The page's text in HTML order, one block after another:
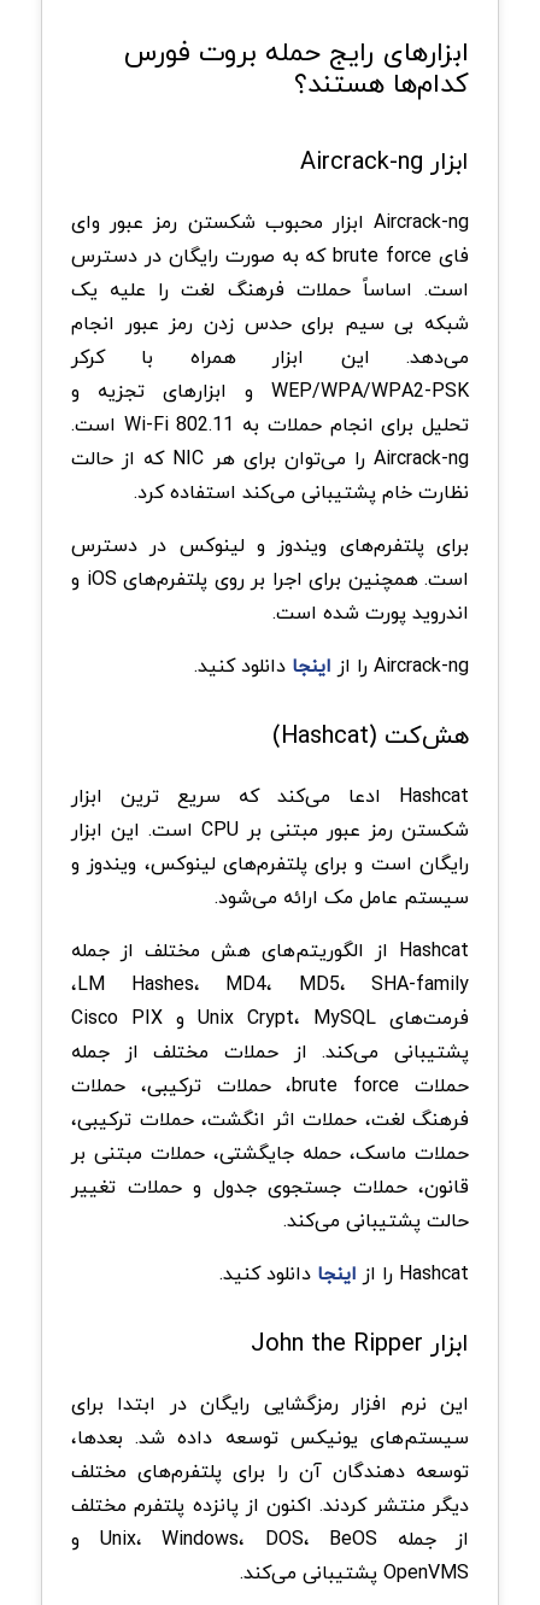
ابزارهای رایج حمله بروت فورس
کدام‌ها هستند؟
ابزار Aircrack-ng
Aircrack-ng ابزار محبوب شکستن رمز عبور وای
فای brute force که به صورت رایگان در دسترس
است. اساساً حملات فرهنگ لغت را علیه یک
شبکه بی سیم برای حدس زدن رمز عبور انجام
می‌دهد. این ابزار همراه با کرکر
WEP/WPA/WPA2-PSK و ابزارهای تجزیه و
تحلیل برای انجام حملات به Wi-Fi 802.11 است.
Aircrack-ng را می‌توان برای هر NIC که از حالت
نظارت خام پشتیبانی می‌کند استفاده کرد.
برای پلتفرم‌های ویندوز و لینوکس در دسترس
است. همچنین برای اجرا بر روی پلتفرم‌های iOS و
اندروید پورت شده است.
Aircrack-ng را از
اینجا دانلود کنید.
هش‌کت (Hashcat)
Hashcat ادعا می‌کند که سریع ترین ابزار
شکستن رمز عبور مبتنی بر CPU است. این ابزار
رایگان است و برای پلتفرم‌های لینوکس، ویندوز و
سیستم عامل مک ارائه می‌شود.
Hashcat از الگوریتم‌های هش مختلف از جمله
LM Hashes، MD4، MD5، SHA-family،
فرمت‌های Unix Crypt، MySQL و Cisco PIX
پشتیبانی می‌کند. از حملات مختلف از جمله
حملات brute force، حملات ترکیبی، حملات
فرهنگ لغت، حملات اثر انگشت، حملات ترکیبی،
حملات ماسک، حمله جایگشتی، حملات مبتنی بر
قانون، حملات جستجوی جدول و حملات تغییر
حالت پشتیبانی می‌کند.
Hashcat را از
اینجا دانلود کنید.
ابزار John the Ripper
این نرم افزار رمزگشایی رایگان در ابتدا برای
سیستم‌های یونیکس توسعه داده شد. بعدها،
توسعه دهندگان آن را برای پلتفرم‌های مختلف
دیگر منتشر کردند. اکنون از پانزده پلتفرم مختلف
از جمله Unix، Windows، DOS، BeOS و
OpenVMS پشتیبانی می‌کند.